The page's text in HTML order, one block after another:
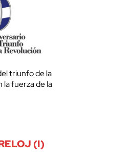
triunfo de la
la fuerza de la
(I)